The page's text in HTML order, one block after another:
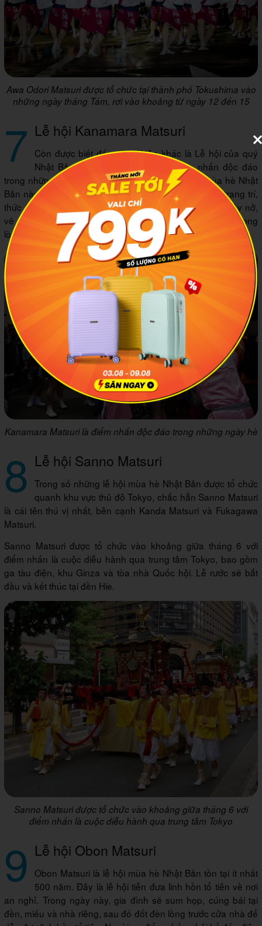
Awa Odori Matsuri được tổ chức tại thành phố Tokushima vào
những ngày tháng Tám, rơi vào khoảng từ ngày 12 đến 15
7 Lễ hội Kanamara Matsuri
Còn được biết đến với cái tên khác là Lễ hội của quý
Nhật Bản, Kanamara Matsuri là điểm nhấn độc đáo
trong những ngày hè. Trong ngày diễn ra lễ hội mùa hè Nhật
Bản này, trên khắp nẻo đường chính là các món đồ trang trí,
thức ăn, quà lưu niệm tạo hình biểu tượng sự sinh sôi, nảy nở,
vẽ nên không gian độc đáo, gây ấn tượng mạnh mẽ trong
lòng mọi người.
Kanamara Matsuri là điểm nhấn độc đáo trong những ngày hè
8 Lễ hội Sanno Matsuri
Trong số những lễ hội mùa hè Nhật Bản được tổ chức
quanh khu vực thủ đô Tokyo, chắc hẳn Sanno Matsuri
là cái tên thú vị nhất, bên cạnh Kanda Matsuri và Fukagawa
Matsuri.
Sanno Matsuri được tổ chức vào khoảng giữa tháng 6 với
điểm nhấn là cuộc diễu hành qua trung tâm Tokyo, bao gồm
ga tàu điện, khu Ginza và tòa nhà Quốc hội. Lễ rước sẽ bắt
đầu và kết thúc tại đền Hie.
Sanno Matsuri được tổ chức vào khoảng giữa tháng 6 với
điểm nhấn là cuộc diễu hành qua trung tâm Tokyo
9 Lễ hội Obon Matsuri
Obon Matsuri là lễ hội mùa hè Nhật Bản tồn tại ít nhất
500 năm. Đây là lễ hội tiễn đưa linh hồn tổ tiên về nơi
an nghỉ. Trong ngày này, gia đình sẽ sum họp, cúng bái tại
đền, miếu và nhà riêng, sau đó đốt đèn lồng trước cửa nhà để